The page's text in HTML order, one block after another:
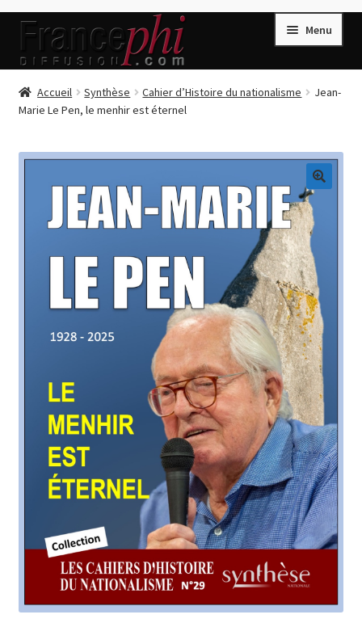
Aller
la
Aller
contenu
Menu
Accueil
Accueil
Conditions de Vente
Connection
Enregistrement
Listes d’Envies
Livres de Philippe Randa
Login Customizer
Newsletter
Nous Contacter
Panier
Politique de confidentialité et cookies
Qui sommes-nous ?
Soutien à Philippe Randa
Suivi de la Commande
Accueil Synthèse Cahier d’Histoire du nationalisme
Jean-
Marie Le Pen, le menhir est éternel
🔍